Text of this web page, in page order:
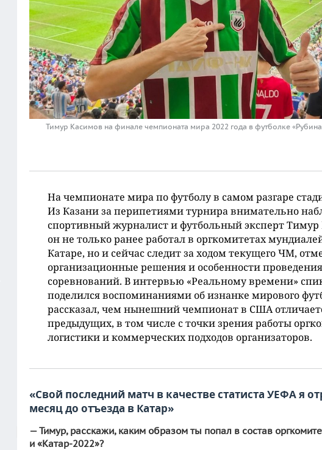
Тимур Касимов на финале чемпионата мира 2022 года в футболке
На чемпионате мира по футболу в самом разгаре
Из Казани за перипетиями турнира внимательно
спортивный журналист и футбольный эксперт
он не только ранее работал в оргкомитетах
Катаре, но и сейчас следит за ходом текущего ЧМ,
организационные решения и особенности проведения
соревнований. В интервью «Реальному времени»
поделился воспоминаниями об изнанке мирового
рассказал, чем нынешний чемпионат в США
предыдущих, в том числе с точки зрения работы
логистики и коммерческих подходов организаторов.
«Свой последний матч в качестве статиста УЕФА я
месяц до отъезда в Катар»
— Тимур, расскажи, каким образом ты попал в состав
и «Катар-2022»?